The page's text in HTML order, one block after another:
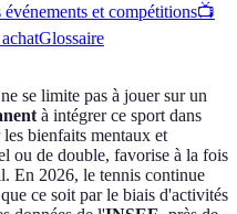
événements et compétitions📺
Glossaire
se limite pas à jouer sur un
à intégrer ce sport dans
bienfaits mentaux et
ou de double, favorise à la fois
En 2026, le tennis continue
ce soit par le biais d'activités